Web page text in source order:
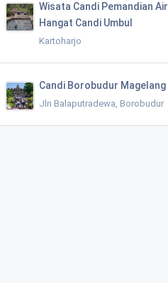
Wisata Candi Pemandian Air
Hangat Candi Umbul
Kartoharjo
Candi Borobudur Magelang
Jln Balaputradewa, Borobudur